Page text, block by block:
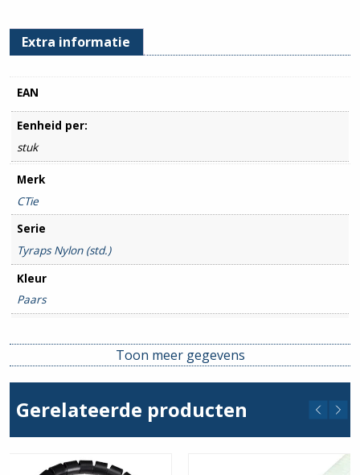
Extra informatie
EAN
Eenheid per:
stuk
Merk
CTie
Serie
Tyraps Nylon (std.)
Kleur
Paars
370mm
Toon meer gegevens
Gerelateerde producten